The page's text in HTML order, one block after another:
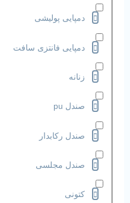
دمپایی پولیشی
دمپایی فانتزی سافت
زنانه
صندل pu
صندل رکابدار
صندل مجلسی
کتونی